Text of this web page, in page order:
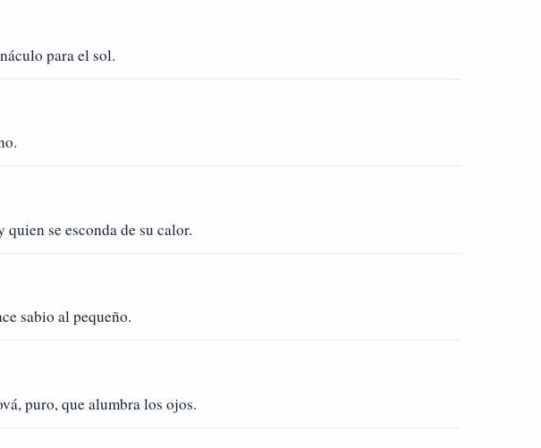
para el sol.
se esconda de su calor.
sabio al pequeño.
puro, que alumbra los ojos.